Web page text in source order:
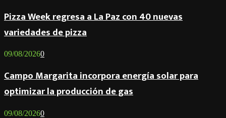
Pizza Week regresa a La Paz con 40 nuevas
variedades de pizza
09/08/20260
Campo Margarita incorpora energía solar para
optimizar la producción de gas
09/08/20260